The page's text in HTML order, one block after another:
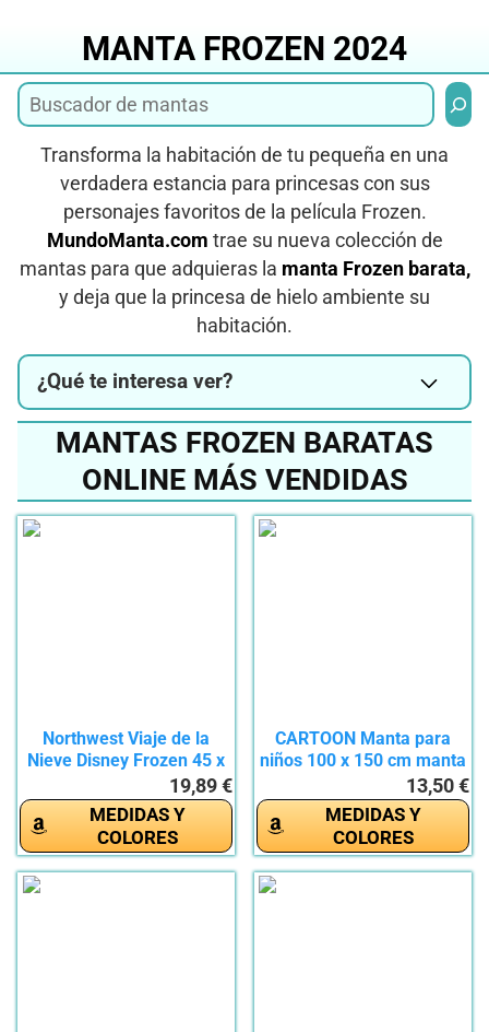
MANTA FROZEN 2024
Transforma la habitación de tu pequeña en una
verdadera estancia para princesas con sus
personajes favoritos de la película Frozen.
MundoManta.com trae su nueva colección de
mantas para que adquieras la manta Frozen barata,
y deja que la princesa de hielo ambiente su
habitación.
¿Qué te interesa ver?
MANTAS FROZEN BARATAS
ONLINE MÁS VENDIDAS
Northwest Viaje de la
Nieve Disney Frozen 45 x
19,89 €
MEDIDAS Y
COLORES
CARTOON Manta para
niños 100 x 150 cm manta
13,50 €
MEDIDAS Y
COLORES